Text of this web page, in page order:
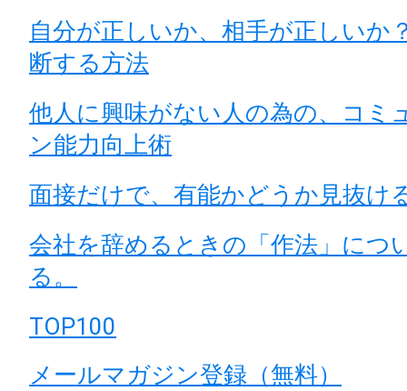
自分が正しいか、相手が正しいか
断する方法
他人に興味がない人の為の、コミ
ン能力向上術
面接だけで、有能かどうか見抜け
会社を辞めるときの「作法」につ
る。
TOP100
メールマガジン登録（無料）